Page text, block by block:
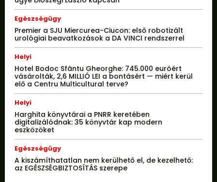
Egészségügy
Premier a SJU Miercurea-Ciucon: első robotizált
urológiai beavatkozások a DA VINCI rendszerrel
Helyi
Hotel Bodoc Sfântu Gheorghe: 745.000 euróért
vásárolták, 2,6 MILLIÓ LEI a bontásért — miért kerül
elő a Centru Multicultural terve?
Helyi
Harghita könyvtárai a PNRR keretében
digitalizálódnak: 35 könyvtár kap modern
eszközöket
Egészségügy
A kiszámíthatatlan nem kerülhető el, de kezelhető:
az EGÉSZSÉGBIZTOSÍTÁS szerepe